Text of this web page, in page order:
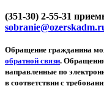
(351-30) 2-55-31
Обращение гражданина
обратной связи.
направленные по
в соответствии с